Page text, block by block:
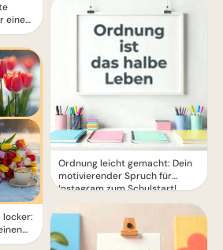
einen
locker:
Ordnung leicht gemacht: Dein
motivierender Spruch für
Instagram zum Schulstart!